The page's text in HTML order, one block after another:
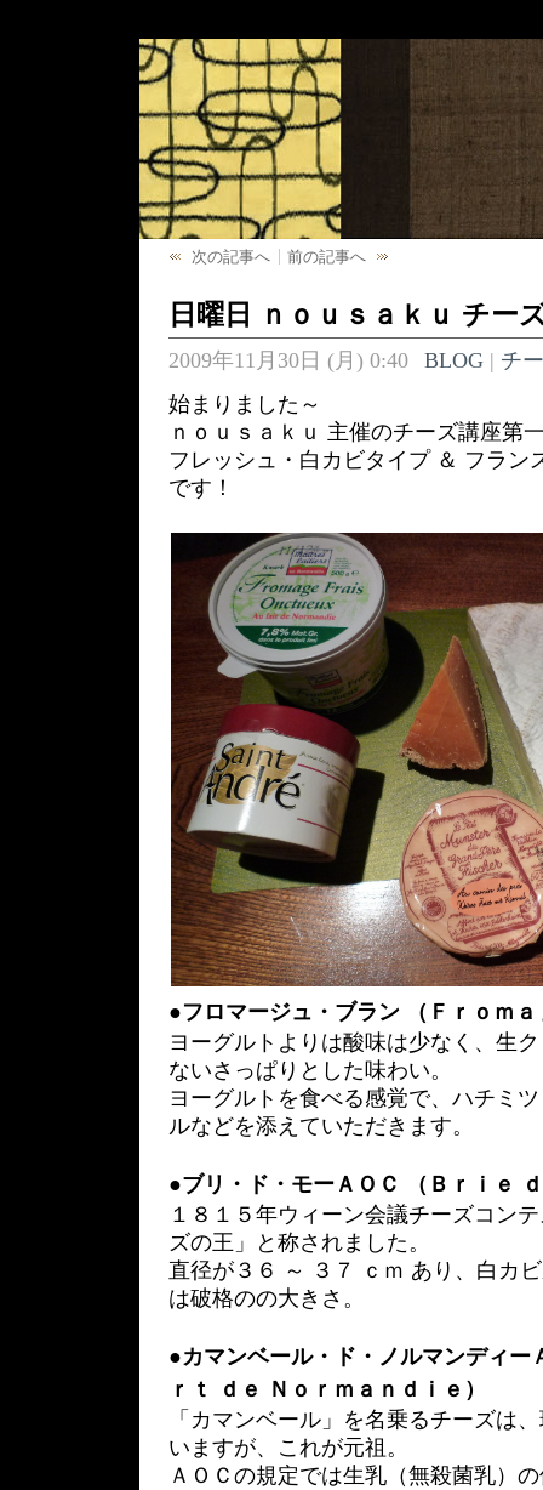
次の記事へ 前の記事へ
日曜日 ｎｏｕｓａｋｕ チー
2009年11月30日 (月) 0:40 BLOG| チ
始まりました～
ｎｏｕｓａｋｕ 主催のチーズ講座第
フレッシュ・白カビタイプ ＆ フラン
です！
●フロマージュ・ブラン （Ｆｒｏｍ
ヨーグルトよりは酸味は少なく、生
ないさっぱりとした味わい。
ヨーグルトを食べる感覚で、ハチミ
ルなどを添えていただきます。
●ブリ・ド・モーＡＯＣ （Ｂｒｉｅ
１８１５年ウィーン会議チーズコン
ズの王」と称されました。
直径が３６ ～ ３７ ｃｍ あり、白カ
は破格のの大きさ。
●カマンベール・ド・ノルマンディ
ｒｔ ｄｅ Ｎｏｒｍａｎｄｉｅ）
「カマンベール」を名乗るチーズは
いますが、これが元祖。
ＡＯＣの規定では生乳（無殺菌乳）